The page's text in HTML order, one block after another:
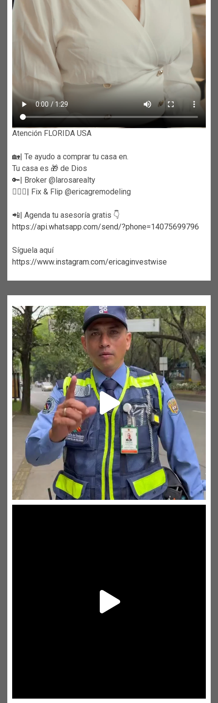
Atención FLORIDA USA
🏡| Te ayudo a comprar tu casa en.
Tu casa es 🎁 de Dios
🔑| Broker @larosarealty
👷🏼‍♀️| Fix & Flip @ericagremodeling
📲| Agenda tu asesoría gratis 👇
https://api.whatsapp.com/send/?phone=14075699796
Síguela aquí
https://www.instagram.com/ericaginvestwise